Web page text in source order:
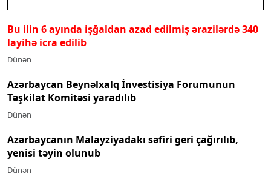
Bu ilin 6 ayında işğaldan azad edilmiş ərazilərdə 340
layihə icra edilib
Dünən
Azərbaycan Beynəlxalq İnvestisiya Forumunun
Təşkilat Komitəsi yaradılıb
Dünən
Azərbaycanın Malayziyadakı səfiri geri çağırılıb,
yenisi təyin olunub
Dünən